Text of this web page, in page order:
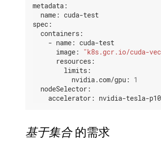
metadata:
name: cuda-test
spec:
containers:
- name: cuda-test
image:
"k8s.gcr.io/cuda-
resources:
limits:
nvidia.com/gpu: 1
nodeSelector:
accelerator: nvidia-tesla-
基于集合的需求